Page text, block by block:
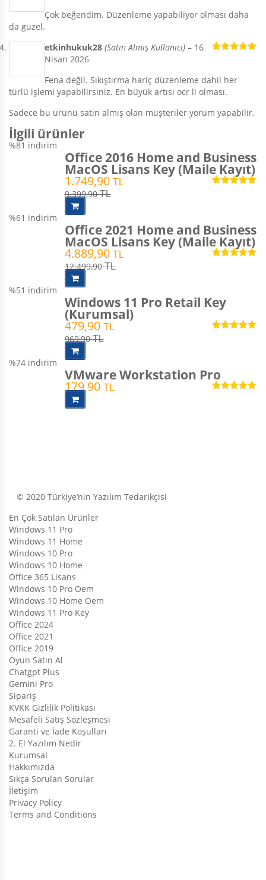
Çok beğendim. Düzenleme yapabiliyor olması daha
da güzel.
etkinhukuk28 (Satın Almış Kullanıcı) – 16
Nisan 2026
Fena değil. Sıkıştırma hariç düzenleme dahil her
türlü işlemi yapabilirsiniz. En büyük artısı ocr li olması.
Sadece bu ürünü satın almış olan müşteriler yorum yapabilir.
İlgili ürünler
%81 indirim
Office 2016 Home and Business
MacOS Lisans Key (Maile Kayıt)
1.749,90 TL
9.399,90TL
%61 indirim
Office 2021 Home and Business
MacOS Lisans Key (Maile Kayıt)
4.889,90 TL
12.499,90TL
%51 indirim
Windows 11 Pro Retail Key
(Kurumsal)
479,90 TL
969,90TL
%74 indirim
VMware Workstation Pro
179,90 TL
© 2020 Türkiye’nin Yazılım Tedarikçisi
En Çok Satılan Ürünler
Windows 11 Pro
Windows 11 Home
Windows 10 Pro
Windows 10 Home
Office 365 Lisans
Windows 10 Pro Oem
Windows 10 Home Oem
Windows 11 Pro Key
Office 2024
Office 2021
Office 2019
Oyun Satın Al
Chatgpt Plus
Gemini Pro
Sipariş
KVKK Gizlilik Politikası
Mesafeli Satış Sözleşmesi
Garanti ve İade Koşulları
2. El Yazılım Nedir
Kurumsal
Hakkımızda
Sıkça Sorulan Sorular
İletişim
Privacy Policy
Terms and Conditions